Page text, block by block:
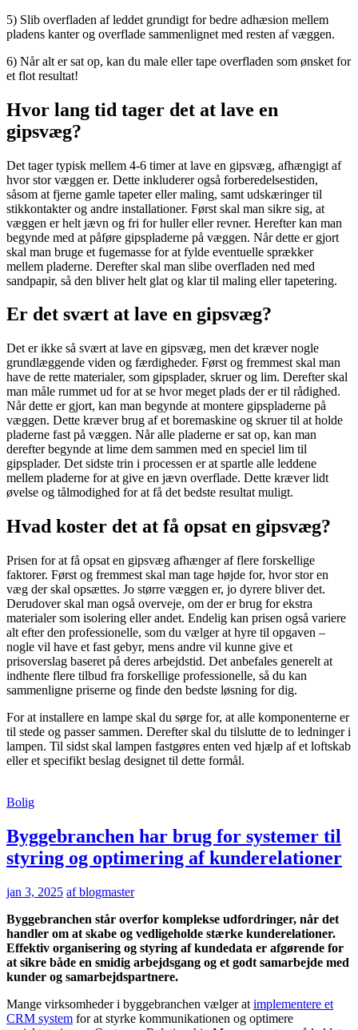
5) Slib overfladen af ​​leddet grundigt for bedre adhæsion mellem
pladens kanter og overflade sammenlignet med resten af ​​væggen.
6) Når alt er sat op, kan du male eller tape overfladen som ønsket for
et flot resultat!
Hvor lang tid tager det at lave en
gipsvæg?
Det tager typisk mellem 4-6 timer at lave en gipsvæg, afhængigt af
hvor stor væggen er. Dette inkluderer også forberedelsestiden,
såsom at fjerne gamle tapeter eller maling, samt udskæringer til
stikkontakter og andre installationer. Først skal man sikre sig, at
væggen er helt jævn og fri for huller eller revner. Herefter kan man
begynde med at påføre gipspladerne på væggen. Når dette er gjort
skal man bruge et fugemasse for at fylde eventuelle sprækker
mellem pladerne. Derefter skal man slibe overfladen ned med
sandpapir, så den bliver helt glat og klar til maling eller tapetering.
Er det svært at lave en gipsvæg?
Det er ikke så svært at lave en gipsvæg, men det kræver nogle
grundlæggende viden og færdigheder. Først og fremmest skal man
have de rette materialer, som gipsplader, skruer og lim. Derefter skal
man måle rummet ud for at se hvor meget plads der er til rådighed.
Når dette er gjort, kan man begynde at montere gipspladerne på
væggen. Dette kræver brug af et boremaskine og skruer til at holde
pladerne fast på væggen. Når alle pladerne er sat op, kan man
derefter begynde at lime dem sammen med en speciel lim til
gipsplader. Det sidste trin i processen er at spartle alle leddene
mellem pladerne for at give en jævn overflade. Dette kræver lidt
øvelse og tålmodighed for at få det bedste resultat muligt.
Hvad koster det at få opsat en gipsvæg?
Prisen for at få opsat en gipsvæg afhænger af flere forskellige
faktorer. Først og fremmest skal man tage højde for, hvor stor en
væg der skal opsættes. Jo større væggen er, jo dyrere bliver det.
Derudover skal man også overveje, om der er brug for ekstra
materialer som isolering eller andet. Endelig kan prisen også variere
alt efter den professionelle, som du vælger at hyre til opgaven –
nogle vil have et fast gebyr, mens andre vil kunne give et
prisoverslag baseret på deres arbejdstid. Det anbefales generelt at
indhente flere tilbud fra forskellige professionelle, så du kan
sammenligne priserne og finde den bedste løsning for dig.
For at installere en lampe skal du sørge for, at alle komponenterne er
til stede og passer sammen. Derefter skal du tilslutte de to ledninger i
lampen. Til sidst skal lampen fastgøres enten ved hjælp af et loftskab
eller et specifikt beslag designet til dette formål.
Bolig
Byggebranchen har brug for systemer til
styring og optimering af kunderelationer
jan 3, 2025 af blogmaster
Byggebranchen står overfor komplekse udfordringer, når det
handler om at skabe og vedligeholde stærke kunderelationer.
Effektiv organisering og styring af kundedata er afgørende for
at sikre både en smidig arbejdsgang og et godt samarbejde med
kunder og samarbejdspartnere.
Mange virksomheder i byggebranchen vælger at implementere et
CRM system for at styrke kommunikationen og optimere